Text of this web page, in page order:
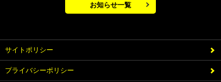
お知らせ一覧
サイトポリシー
プライバシーポリシー